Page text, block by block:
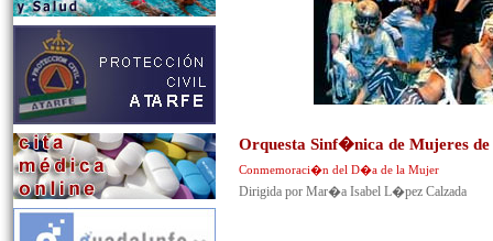
Orquesta Sinf�nica de Mujeres
Conmemoraci�n del D�a de la Mujer
Dirigida por Mar�a Isabel L�pez Calzada